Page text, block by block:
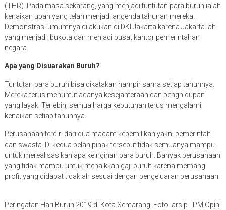
(THR). Pada masa sekarang, yang menjadi tuntutan para buruh ialah
kenaikan upah yang telah menjadi angenda tahunan mereka.
Demonstrasi umumnya dilakukan di DKI Jakarta karena Jakarta lah
yang menjadi ibukota dan menjadi pusat kantor pemerintahan
negara.
Apa yang Disuarakan Buruh?
Tuntutan para buruh bisa dikatakan hampir sama setiap tahunnya.
Mereka terus menuntut adanya kesejahteraan dan penghidupan
yang layak. Terlebih, semua harga kebutuhan terus mengalami
kenaikan setiap tahunnya.
Perusahaan terdiri dari dua macam kepemilikan yakni pemerintah
dan swasta. Di kedua belah pihak tersebut tidak semuanya mampu
untuk merealisasikan apa keinginan para buruh. Banyak perusahaan
yang tidak mampu untuk menaikkan gaji buruh karena memang
profit yang didapat tidaklah sesuai dengan pengeluaran perusahaan.
Peringatan Hari Buruh 2019 di Kota Semarang. Foto: arsip LPM Opini